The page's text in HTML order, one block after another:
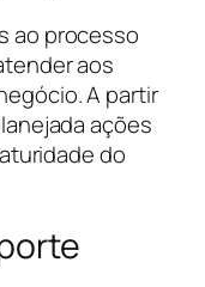
ao processo
aos
A partir
ações
do